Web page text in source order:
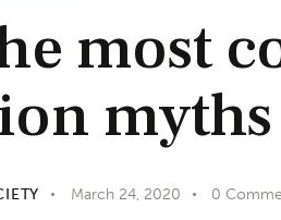
most
myths
March 24, 2020 0